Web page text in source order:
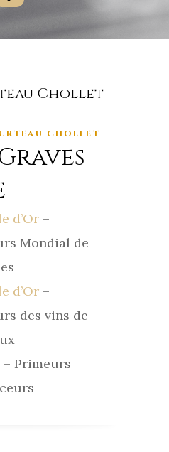
Chollet
CHOLLET
d’Or –
Mondial de
d’Or –
des vins de
– Primeurs